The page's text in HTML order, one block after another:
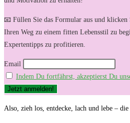
📧 Füllen Sie das Formular aus und klicken
Ihren Weg zu einem fitten Lebensstil zu
Expertentipps zu profitieren.
Email
Indem Du fortfährst, akzeptierst Du
Also, ​zieh los, ⁣entdecke, lach und lebe –